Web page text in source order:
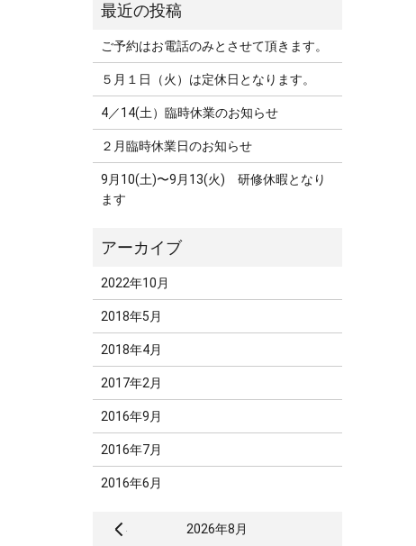
ご予約はお電話のみとさせて頂きます。
５月１日（火）は定休日となります。
4／14(土）臨時休業のお知らせ
２月臨時休業日のお知らせ
9月10(土)〜9月13(火) 研修休暇となり
ます
2022年10月
2018年5月
2018年4月
2017年2月
2016年9月
2016年7月
2016年6月
2026年8月